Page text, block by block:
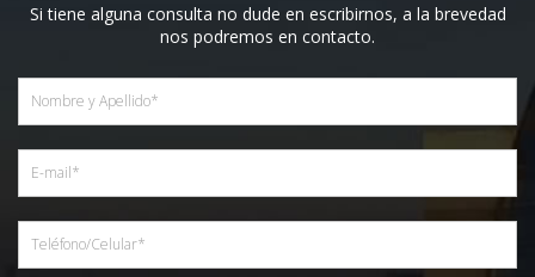
Si tiene alguna consulta no dude en escribirnos, a la brevedad
nos podremos en contacto.